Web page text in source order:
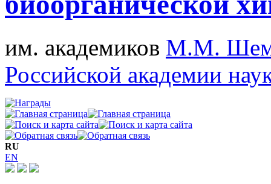
им. академиков М.М.
Российской академии
RU
EN